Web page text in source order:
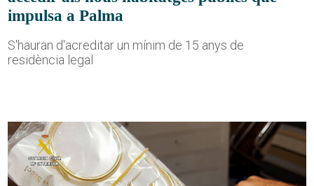
impulsa a Palma
S'hauran d'acreditar un mínim de 15 anys de
residència legal